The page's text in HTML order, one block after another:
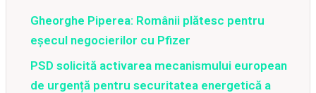
Gheorghe Piperea: Românii plătesc pentru
eșecul negocierilor cu Pfizer
PSD solicită activarea mecanismului european
de urgență pentru securitatea energetică a